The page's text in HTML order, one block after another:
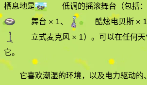
栖息地是 低调的摇滚舞台 （包括：
舞台 × 1、 酷炫电贝斯 × 1
立式麦克风 × 1） 。 可以在任何
它。
它喜欢潮湿的环境，以及电力驱动